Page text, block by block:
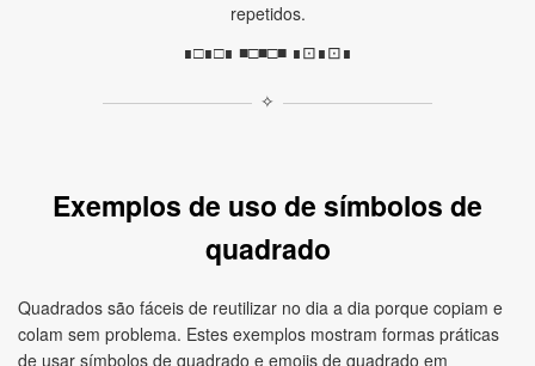
repetidos.
∎□∎□∎ ■□■□■ ∎⊡∎⊡∎
✧
Exemplos de uso de símbolos de
quadrado
Quadrados são fáceis de reutilizar no dia a dia porque copiam e
colam sem problema. Estes exemplos mostram formas práticas
de usar símbolos de quadrado e emojis de quadrado em